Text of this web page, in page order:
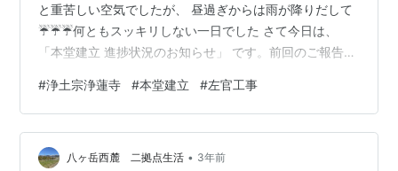
と重苦しい空気でしたが、 昼過ぎからは雨が降りだして
☔☔☔何ともスッキリしない一日でした さて今日は、
「本堂建立 進捗状況のお知らせ」 です。前回のご報告で
知らせしました gunjima-taii.hatenablog.com その後、
左官屋さんが 作業に入る、という予定でしたが、 雨の日
が続き☔☔☔ そのままGWに入った為、工事は一時お休み
となりました。 そして５月８日、 左官工事が始まりまし
#浄土宗浄蓮寺 #本堂建立 #左官工事
八ヶ岳西麓 二拠点生活 • 3年前